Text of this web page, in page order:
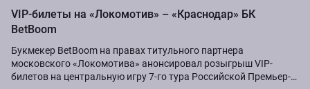
VIP-билеты на «Локомотив» – «Краснодар» БК
BetBoom
Букмекер BetBoom на правах титульного партнера
московского «Локомотива» анонсировал розыгрыш VIP-
билетов на центральную игру 7-го тура Российской Премьер-